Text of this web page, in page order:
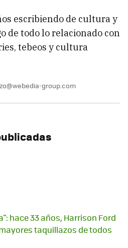
escribiendo de cultura y
de todo lo relacionado con
tebeos y cultura
group.com
hace 33 años, Harrison Ford
taquillazos de todos